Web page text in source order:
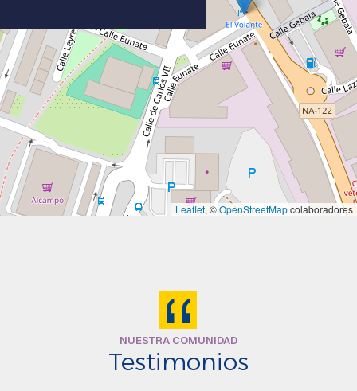
Leaflet, ©OpenStreetMapcolaboradores
NUESTRA COMUNIDAD
Testimonios